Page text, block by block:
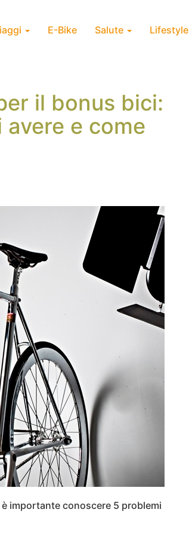
E-Bike Salute Lifestyle
il bonus bici:
e come
è importante conoscere 5 problemi